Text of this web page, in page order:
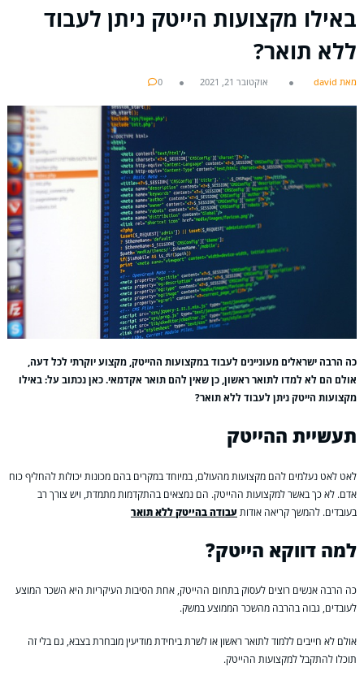
באילו מקצועות הייטק ניתן לעבוד
ללא תואר?
מאת david אוקטובר 21, 2021 0
כה הרבה ישראלים מעוניינים לעבוד במקצועות ההייטק, מקצוע יוקרתי לכל דעה,
אולם הם לא למדו לתואר ראשון, כן שאין להם תואר אקדמאי. כאן נכתוב על: באילו
מקצועות הייטק ניתן לעבוד ללא תואר?
תעשיית ההייטק
לאט לאט נעלמים להם מקצועות מהעולם, במיוחד במקרים בהם מכונות יכולות להחליף כוח
אדם. לא כך באשר למקצועות ההייטק. הם נמצאים בהתקדמות מתמדת, ויש צורך רב
בעובדים. להמשך קריאה אודותעבודה בהייטק ללא תואר
למה דווקא הייטק?
כה הרבה אנשים רוצים לעסוק בתחום ההייטק, אחת הסיבות העיקריות היא השכר המוצע
לעובדים, גבוה בהרבה מהשכר הממוצע במשק.
אולם לא חייבים ללמוד לתואר ראשון או לשרת ביחידת מודיעין מובחרת בצבא, גם בלי זה
תוכלו להתקבל למקצועות ההייטק.